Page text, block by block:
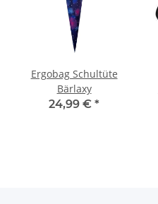
Ergobag Schultüte
Bärlaxy
24,99 € *